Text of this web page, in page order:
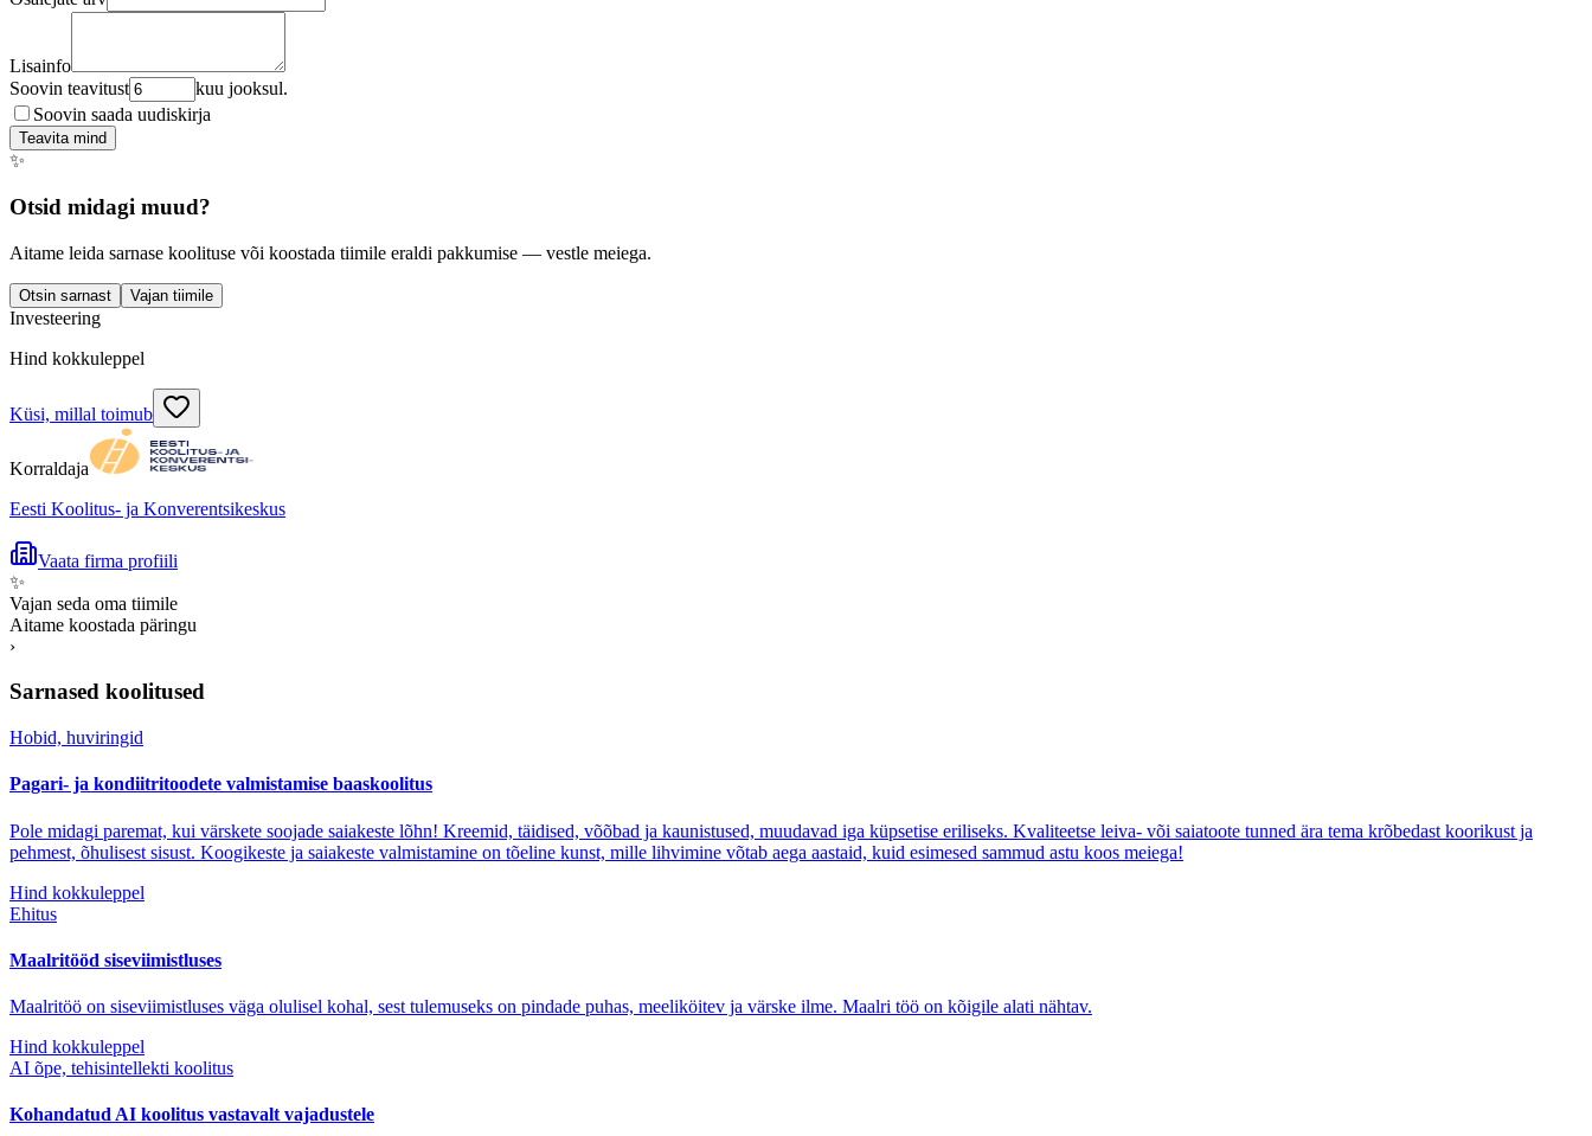
Lisainfo
Soovin teavitust
kuu jooksul.
Soovin saada uudiskirja
Teavita mind
✨
Otsid midagi muud?
Aitame leida sarnase koolituse või koostada tiimile eraldi pakkumise — vestle meiega.
Otsin sarnast Vajan tiimile
Investeering
Hind kokkuleppel
Küsi, millal toimub
Korraldaja
Eesti Koolitus- ja Konverentsikeskus
Vaata firma profiili
✨
Vajan seda oma tiimile
Aitame koostada päringu
›
Sarnased koolitused
Hobid, huviringid
Pagari- ja kondiitritoodete valmistamise baaskoolitus
Pole midagi paremat, kui värskete soojade saiakeste lõhn! Kreemid, täidised, võõbad ja kaunistused, muudavad iga küpsetise eriliseks. Kvaliteetse leiva- või saiatoote tunned ära tema krõbedast koorikust ja
pehmest, õhulisest sisust. Koogikeste ja saiakeste valmistamine on tõeline kunst, mille lihvimine võtab aega aastaid, kuid esimesed sammud astu koos meiega!
Hind kokkuleppel
Ehitus
Maalritööd siseviimistluses
Maalritöö on siseviimistluses väga olulisel kohal, sest tulemuseks on pindade puhas, meeliköitev ja värske ilme. Maalri töö on kõigile alati nähtav.
Hind kokkuleppel
AI õpe, tehisintellekti koolitus
Kohandatud AI koolitus vastavalt vajadustele